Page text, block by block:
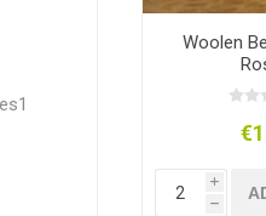
Woolen
i
h